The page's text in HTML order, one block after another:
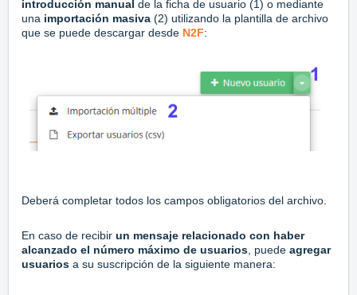
introducción manual de la ficha de usuario (1) o mediante
una importación masiva (2) utilizando la plantilla de archivo
que se puede descargar desde N2F:
Deberá completar todos los campos obligatorios del archivo.
En caso de recibir un mensaje relacionado con haber
alcanzado el número máximo de usuarios , puede agregar
usuarios a su suscripción de la siguiente manera: